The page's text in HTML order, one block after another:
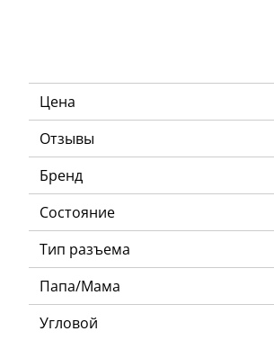
Цена
Отзывы
Бренд
Состояние
Тип разъема
Папа/Мама
Угловой